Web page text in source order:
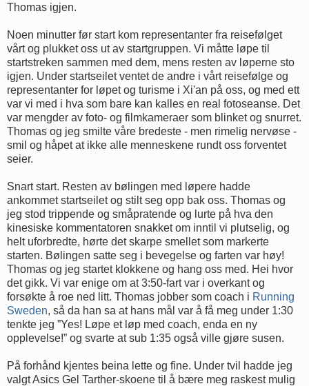
Thomas igjen.
Noen minutter før start kom representanter fra reisefølget
vårt og plukket oss ut av startgruppen. Vi måtte løpe til
startstreken sammen med dem, mens resten av løperne sto
igjen. Under startseilet ventet de andre i vårt reisefølge og
representanter for løpet og turisme i Xi'an på oss, og med ett
var vi med i hva som bare kan kalles en real fotoseanse. Det
var mengder av foto- og filmkameraer som blinket og snurret.
Thomas og jeg smilte våre bredeste - men rimelig nervøse -
smil og håpet at ikke alle menneskene rundt oss forventet
seier.
Snart start. Resten av bølingen med løpere hadde
ankommet startseilet og stilt seg opp bak oss. Thomas og
jeg stod trippende og småpratende og lurte på hva den
kinesiske kommentatoren snakket om inntil vi plutselig, og
helt uforbredte, hørte det skarpe smellet som markerte
starten. Bølingen satte seg i bevegelse og farten var høy!
Thomas og jeg startet klokkene og hang oss med. Hei hvor
det gikk. Vi var enige om at 3:50-fart var i overkant og
forsøkte å roe ned litt. Thomas jobber som coach i Running
Sweden, så da han sa at hans mål var å få meg under 1:30
tenkte jeg ”Yes! Løpe et løp med coach, enda en ny
opplevelse!” og svarte at sub 1:35 også ville gjøre susen.
På forhånd kjentes beina lette og fine. Under tvil hadde jeg
valgt Asics Gel Tarther-skoene til å bære meg raskest mulig